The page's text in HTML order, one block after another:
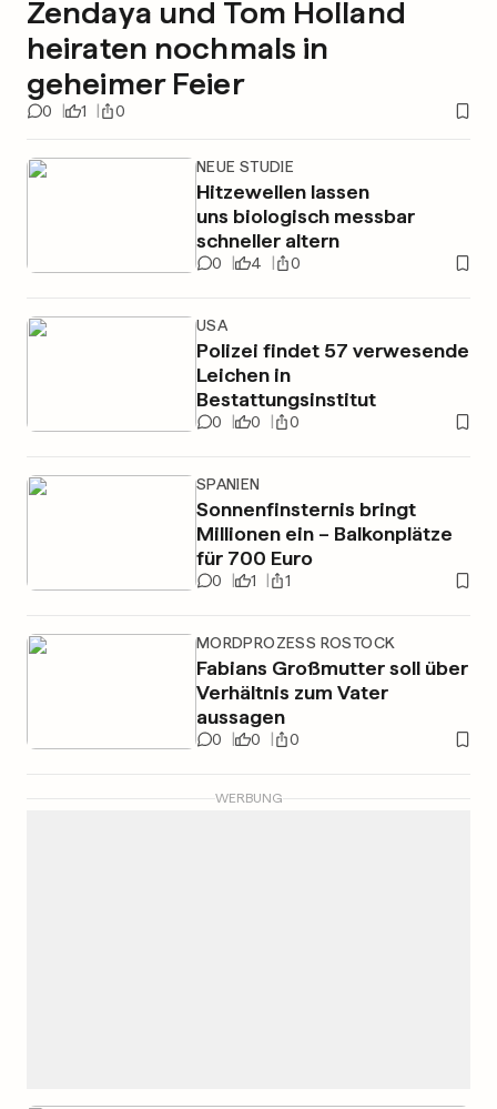
Zendaya und Tom Holland
heiraten nochmals in
geheimer Feier
0 1 0
NEUE STUDIE
Hitzewellen lassen
uns biologisch messbar
schneller altern
0 4 0
USA
Polizei findet 57 verwesende
Leichen in
Bestattungsinstitut
0 0 0
SPANIEN
Sonnenfinsternis bringt
Millionen ein – Balkonplätze
für 700 Euro
0 1 1
MORDPROZESS ROSTOCK
Fabians Großmutter soll über
Verhältnis zum Vater
aussagen
0 0 0
WERBUNG